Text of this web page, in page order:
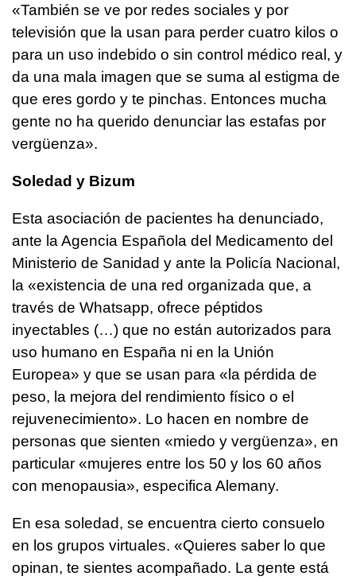
«También se ve por redes sociales y por
televisión que la usan para perder cuatro kilos o
para un uso indebido o sin control médico real, y
da una mala imagen que se suma al estigma de
que eres gordo y te pinchas. Entonces mucha
gente no ha querido denunciar las estafas por
vergüenza».
Soledad y Bizum
Esta asociación de pacientes ha denunciado,
ante la Agencia Española del Medicamento del
Ministerio de Sanidad y ante la Policía Nacional,
la «existencia de una red organizada que, a
través de Whatsapp, ofrece péptidos
inyectables (…) que no están autorizados para
uso humano en España ni en la Unión
Europea» y que se usan para «la pérdida de
peso, la mejora del rendimiento físico o el
rejuvenecimiento». Lo hacen en nombre de
personas que sienten «miedo y vergüenza», en
particular «mujeres entre los 50 y los 60 años
con menopausia», especifica Alemany.
En esa soledad, se encuentra cierto consuelo
en los grupos virtuales. «Quieres saber lo que
opinan, te sientes acompañado. La gente está